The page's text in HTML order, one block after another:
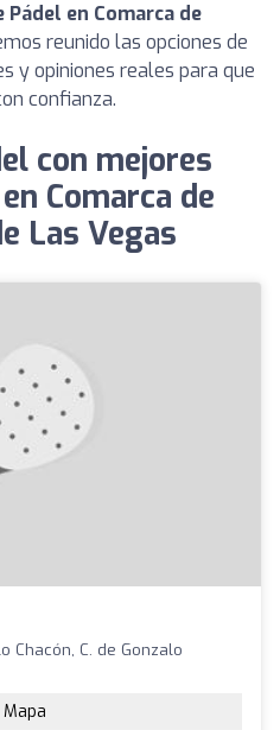
Pádel en Comarca de
reunido las opciones de
y opiniones reales para que
confianza.
con mejores
Comarca de
Las Vegas
Chacón, C. de Gonzalo
Mapa